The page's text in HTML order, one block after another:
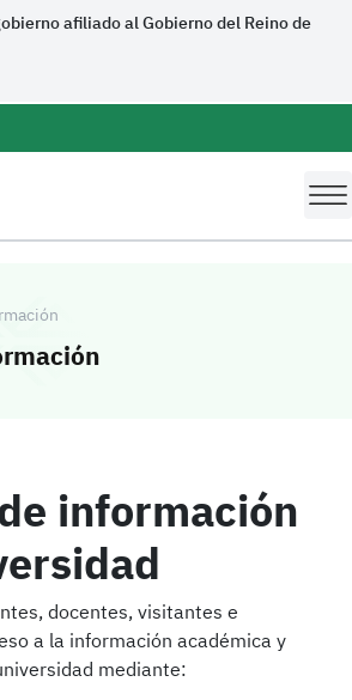
afiliado al Gobierno del Reino de
información
docentes, visitantes e
a la información académica y
mediante: